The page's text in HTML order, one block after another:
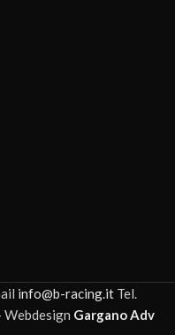
info@b-racing.itTel.
Gargano Adv